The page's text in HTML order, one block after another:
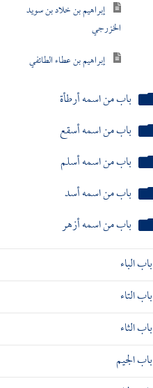
باب من اسمه أرطأة
باب من اسمه أسقع
باب من اسمه أسلم
باب من اسمه أسد
باب من اسمه أزهر
باب الباء
باب الجيم
باب الحاء
باب الخاء
باب الدال